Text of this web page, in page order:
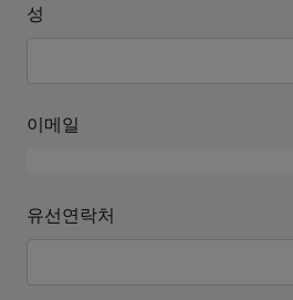
성
이메일
유선연락처